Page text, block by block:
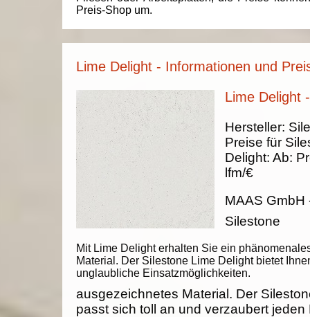
Preis-Shop um.
Lime Delight - Informationen und
Lime Delight
Mit Lime Delight erhalten Sie ein
Material. Der Silestone Lime Delight bietet
unglaubliche Einsatzmöglichkeiten.
Hersteller:
Preise für
Delight: Ab:
lfm/€
MAAS GmbH
Silestone
ausgezeichnetes Material. Der
passt sich toll an und verzaubert jeden